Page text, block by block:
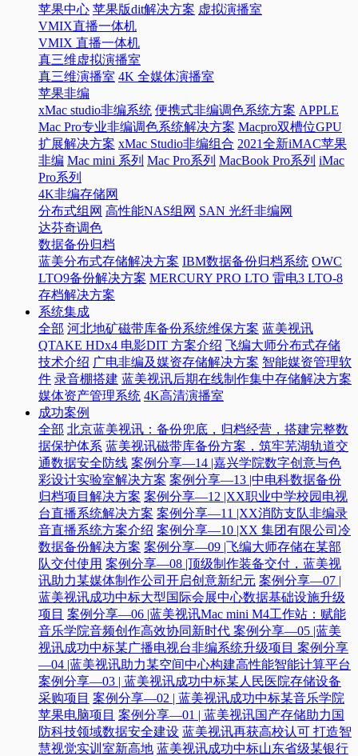
苹果中心 苹果版dit解决方案 虚拟演播室
VMIX直播一体机
VMIX 直播一体机
真三维虚拟演播室
真三维演播室 4K 全媒体演播室
苹果非编
xMac studio非编系统 便携式非编调色系统方案 APPLE
Mac Pro专业非编调色系统解决方案 Macpro双槽位GPU
扩展解决方案 xMac Studio非编组合 2021全新iMAC苹果
非编 Mac mini 系列 Mac Pro系列 MacBook Pro系列 iMac
Pro系列
4K非编存储网
分布式组网 高性能NAS组网 SAN 光纤非编网
达芬奇调色
数据备份归档
蓝美分布式存储解决方案 IBM数据备份归档系统 OWC
LTO9备份解决方案 MERCURY PRO LTO 雷电3 LTO-8
存档解决方案
系统集成
全部 河北地矿磁带库备份系统维保方案 蓝美视讯
QTAKE HDx4 电影DIT 方案介绍 飞编大师分布式存储
技术介绍 广电非编及媒资存储解决方案 智能媒资管理软
件 录音棚搭建 蓝美视讯后期在线制作集中存储解决方案
媒体资产管理系统 4K高清演播室
成功案例
全部 北京蓝美视讯：备份兜底，归档经营，搭建完整数
据保护体系 蓝美视讯磁带库备份方案，筑牢芜湖轨道交
通数据安全防线 案例分享—14 |嘉兴学院数字创意与色
彩设计实验室解决方案 案例分享—13 |中电科数据备份
归档项目解决方案 案例分享—12 |XX职业中学校园电视
台直播系统解决方案 案例分享—11 |XX消防支队非编录
音直播系统方案介绍 案例分享—10 |XX 集团有限公司冷
数据备份解决方案 案例分享—09 |飞编大师存储在某部
队交付使用 案例分享—08 |顶级制作装备交付，蓝美视
讯助力某媒体制作公司开启创意新纪元 案例分享—07 |
蓝美视讯成功中标大型国际会展中心数据基础设施升级
项目 案例分享—06 |蓝美视讯Mac mini M4工作站：赋能
音乐学院音频创作高效协同新时代​ 案例分享—05 |蓝美
视讯成功中标某广播电视台非编系统升级项目​ 案例分享
—04 |蓝美视讯助力某空间中心构建高性能智能计算平台​
案例分享—03 | 蓝美视讯成功中标某人民医院存储设备
采购项目 案例分享—02 | 蓝美视讯成功中标某音乐学院
苹果电脑项目 案例分享—01 | 蓝美视讯国产存储助力国
防科技领域数据安全建设 蓝美视讯再获高校认可 打造智
慧视觉实训室新高地 蓝美视讯成功中标山东省级某银行